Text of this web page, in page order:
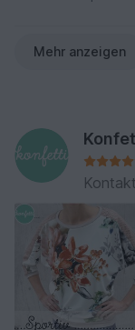
Mehr anzeigen
Kontakt